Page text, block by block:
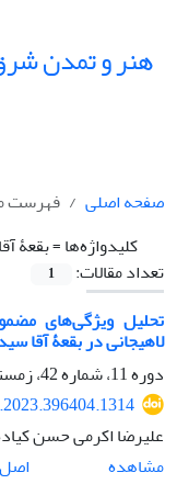
هنر و تمدن
صفحه اصلی
فهرست
کلیدواژه‌ها =بقعۀ
تعداد مقالات:
1
تحلیل ویژگی‌های
لاهیجانی در بقعۀ آقا
دوره 11، شماره 42، زمستان 1402، صفحه
علیرضا اکرمی حسن
مشاهده